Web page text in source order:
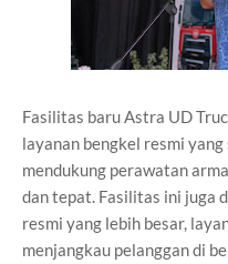
Fasilitas baru Astra UD
layanan bengkel resmi
mendukung perawatan
dan tepat. Fasilitas ini juga
resmi yang lebih besar,
menjangkau pelanggan di